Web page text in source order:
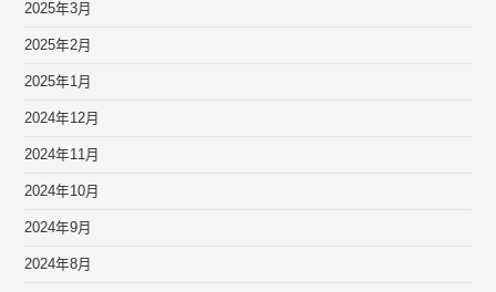
2025年3月
2025年2月
2025年1月
2024年12月
2024年11月
2024年10月
2024年9月
2024年8月